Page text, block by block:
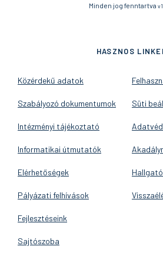
Minden jog fenntartva
HASZNOS
Közérdekű adatok
Szabályozó dokumentumok
Intézményi tájékoztató
Informatikai útmutatók
Elérhetőségek
Pályázati felhívások
Fejlesztéseink
Sajtószoba
Süti